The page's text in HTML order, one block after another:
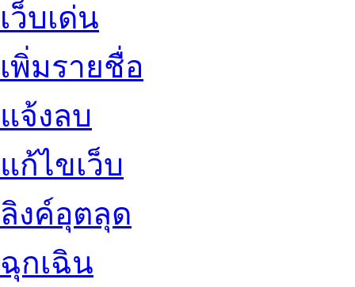
เว็บเด่น
เพิ่มรายชื่อ
แจ้งลบ
แก้ไขเว็บ
ลิงค์อุตลุด
ฉุกเฉิน